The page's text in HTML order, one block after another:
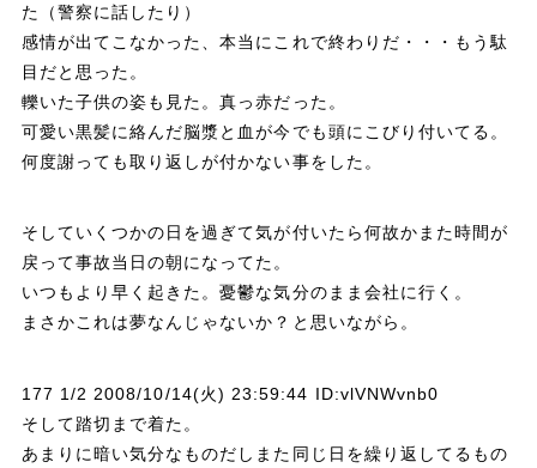
た（警察に話したり）
感情が出てこなかった、本当にこれで終わりだ・・・もう駄
目だと思った。
轢いた子供の姿も見た。真っ赤だった。
可愛い黒髪に絡んだ脳漿と血が今でも頭にこびり付いてる。
何度謝っても取り返しが付かない事をした。
そしていくつかの日を過ぎて気が付いたら何故かまた時間が
戻って事故当日の朝になってた。
いつもより早く起きた。憂鬱な気分のまま会社に行く。
まさかこれは夢なんじゃないか？と思いながら。
177 1/2 2008/10/14(火) 23:59:44 ID:vlVNWvnb0
そして踏切まで着た。
あまりに暗い気分なものだしまた同じ日を繰り返してるもの